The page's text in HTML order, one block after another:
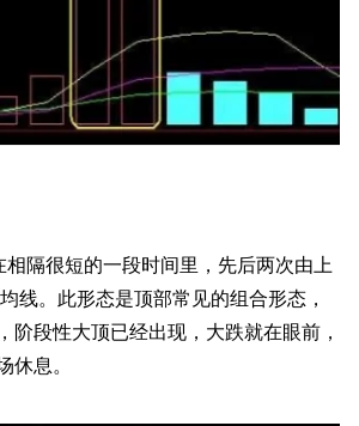
隔很短的一段时间里，先后两次由上
线。此形态是顶部常见的组合形态，
阶段性大顶已经出现，大跌就在眼前，
休息。